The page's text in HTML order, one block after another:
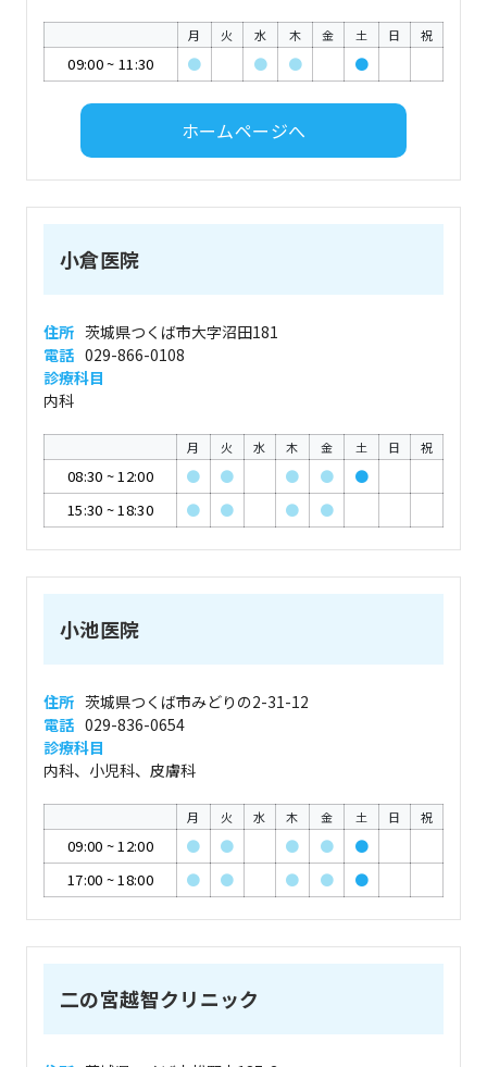
月 火 水 木 金 土 日 祝
09:00~ 11:30 ● ● ● ●
ホームページへ
小倉医院
住所 茨城県つくば市大字沼田181
電話 029-866-0108
診療科目
内科
月 火 水 木 金 土 日 祝
08:30 ~12:00 ● ● ● ●
●
15:30 ~18:30 ● ● ● ●
小池医院
住所 茨城県つくば市みどりの2-31-12
電話 029-836-0654
診療科目
内科、小児科、皮膚科
月 火 水 木 金 土 日 祝
09:00 ~12:00 ● ● ● ●
●
17:00 ~18:00 ● ● ● ● ●
二の宮越智クリニック